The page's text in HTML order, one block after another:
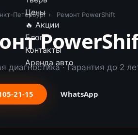
Цены
🔥 Акции
Блог
Контакты
Аренда авто
Петербург › Ремонт PowerShift
диагностика · Гарантия до 2
21-15 WhatsApp